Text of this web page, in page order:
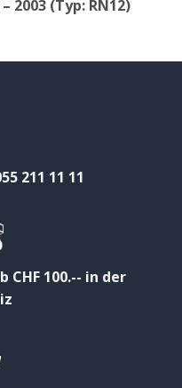
2003 (Typ: RN12)
211 11 11
CHF 100.-- in der